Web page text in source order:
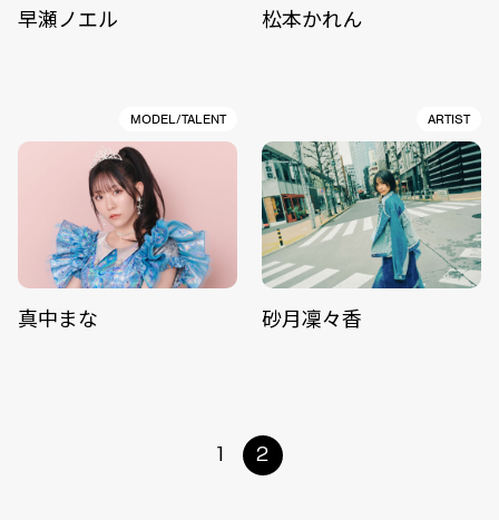
早瀬ノエル 松本かれん
MODEL/TALENT
真中まな
ARTIST
砂月凜々香
1 2